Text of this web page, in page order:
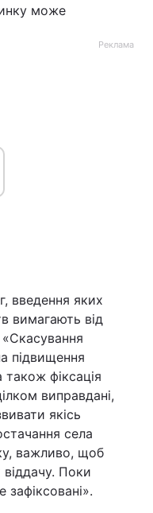
може
Реклама
введення яких
вимагають від
підвищення
також фіксація
виправдані,
якісь
села
важливо, щоб
Поки
зафіксовані».